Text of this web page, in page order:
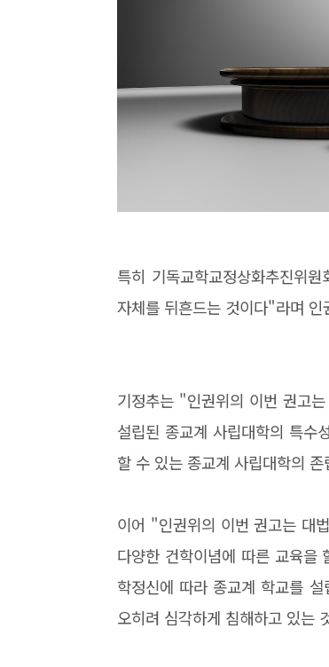
특히 기독교학교정상화추진위
자체를 뒤흔드는 것이다"라며
기정추는 "인권위의 이번 권고
설립된 종교계 사립대학의 특수
할 수 있는 종교계 사립대학의
이어 "인권위의 이번 권고는 대
다양한 건학이념에 따른 교육
학정신에 따라 종교계 학교를
오히려 심각하게 침해하고 있는